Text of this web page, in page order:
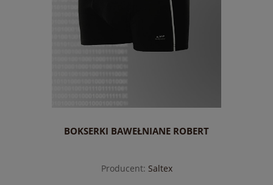
BOKSERKI BAWEŁNIANE ROBERT
Producent: Saltex